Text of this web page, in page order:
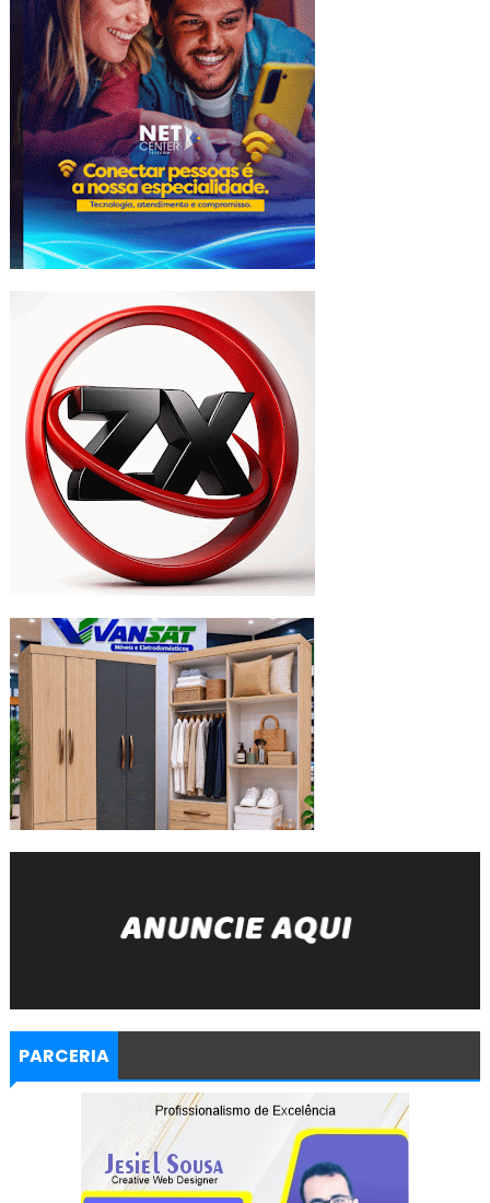
PARCERIA